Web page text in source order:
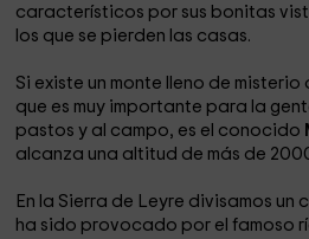
característicos por sus bonitas
los que se pierden las casas.
Si existe un monte lleno de
que es muy importante para la
pastos y al campo, es el conocido
alcanza una altitud de más de
En la Sierra de Leyre divisamos un
ha sido provocado por el famoso